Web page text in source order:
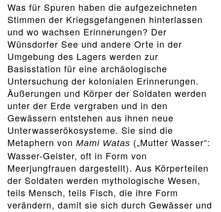
Was für Spuren haben die aufgezeichneten
Stimmen der Kriegsgefangenen hinterlassen
und wo wachsen Erinnerungen? Der
Wünsdorfer See und andere Orte in der
Umgebung des Lagers werden zur
Basisstation für eine archäologische
Untersuchung der kolonialen Erinnerungen.
Äußerungen und Körper der Soldaten werden
unter der Erde vergraben und in den
Gewässern entstehen aus ihnen neue
Unterwasserökosysteme. Sie sind die
Metaphern von Mami Watas („Mutter Wasser“:
Wasser-Geister, oft in Form von
Meerjungfrauen dargestellt). Aus Körperteilen
der Soldaten werden mythologische Wesen,
teils Mensch, teils Fisch, die ihre Form
verändern, damit sie sich durch Gewässer und